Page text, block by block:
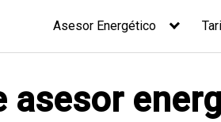
Asesor Energético
asesor